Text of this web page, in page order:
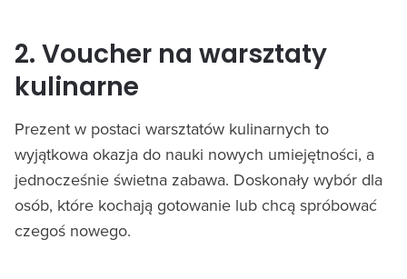
2. Voucher na warsztaty
kulinarne
Prezent w postaci warsztatów kulinarnych to
wyjątkowa okazja do nauki nowych umiejętności, a
jednocześnie świetna zabawa. Doskonały wybór dla
osób, które kochają gotowanie lub chcą spróbować
czegoś nowego.